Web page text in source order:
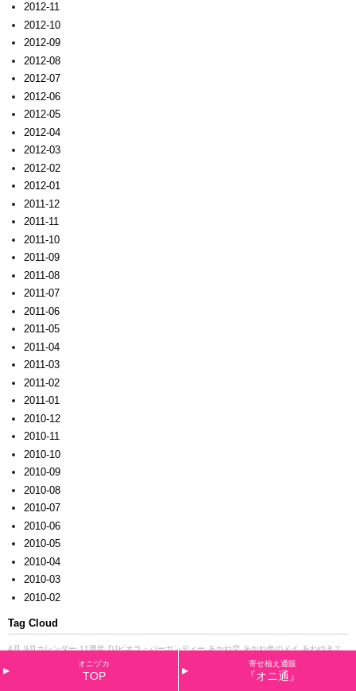
2012-11
2012-10
2012-09
2012-08
2012-07
2012-06
2012-05
2012-04
2012-03
2012-02
2012-01
2011-12
2011-11
2011-10
2011-09
2011-08
2011-07
2011-06
2011-05
2011-04
2011-03
2011-02
2011-01
2010-12
2010-11
2010-10
2010-09
2010-08
2010-07
2010-06
2010-05
2010-04
2010-03
2010-02
Tag Cloud
4月 9月カレンダー 11周年 DJビオラ・バーガンディー あかね空 あかね色のメイ
あわゆきエ
お正月バージョン くれないロンド ご挨拶
草・プリマ
さざなみ さにべる すい～つビオラ ぜんざい つぶらなタヌキ
ひらりモモ みかんちゃん みさき ゆうぜん
オニヅカ
TOP
寄せ植え通販
『オニ通』